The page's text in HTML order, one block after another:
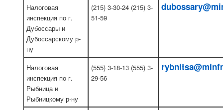
Налоговая
инспекция по г.
Дубоссары и
Дубоссарскому р-
ну
(215) 3-30-24 (215) 3-
51-59
Налоговая
инспекция по г.
Рыбница и
Рыбницкому р-ну
(555) 3-18-13 (555) 3-
29-56